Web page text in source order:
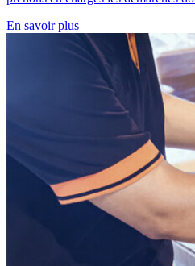
En savoir plus